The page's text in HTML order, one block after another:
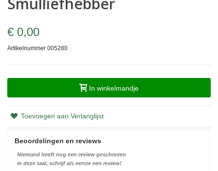
€ 0,00
Artikelnummer 005280
In winkelmandje
Toevoegen aan Verlanglijst
Beoordelingen en reviews
Niemand heeft nog een review geschreven
in deze taal, schrijf als eerste een review!